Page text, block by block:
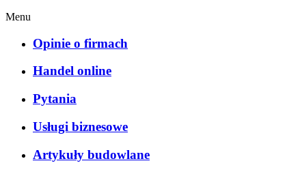
Menu
Opinie o firmach
Handel online
Pytania
Usługi biznesowe
Artykuły budowlane